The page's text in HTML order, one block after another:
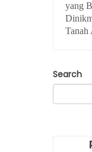
yang
Tanah
Search